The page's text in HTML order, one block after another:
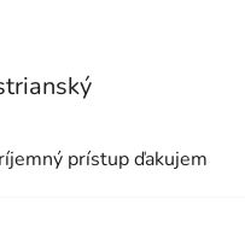
obchodu je 5 z 5 hviezdičiek.
prístup ďakujem